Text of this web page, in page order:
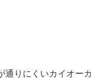
りにくいカイオー